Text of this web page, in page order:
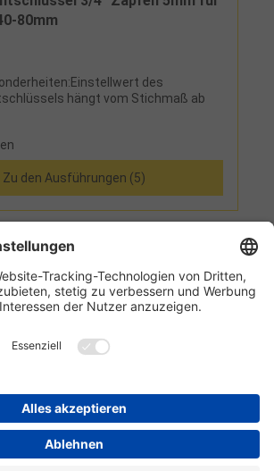
80mm
des
hängt vom Stichmaß ab
Zu den Ausführungen (5)
2